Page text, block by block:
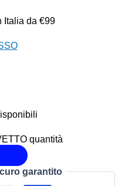
Italia da €99
quantità
garantito